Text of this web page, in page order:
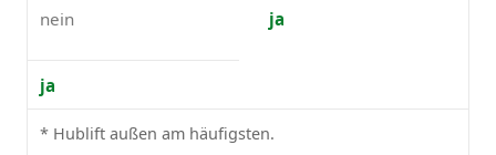
nein ja
ja
* Hublift außen am häufigsten.